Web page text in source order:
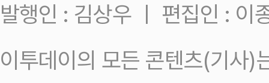
발행인 : 김상우 ㅣ 편집인 : 이
이투데이의 모든 콘텐츠(기사)